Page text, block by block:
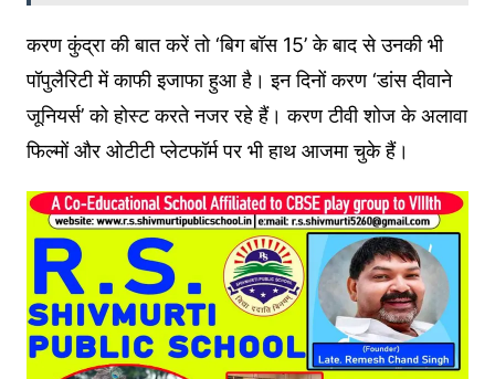
करण कुंद्रा की बात करें तो ‘बिग बॉस 15’ के बाद से उनकी भी
पॉपुलैरिटी में काफी इजाफा हुआ है। इन दिनों करण ‘डांस दीवाने
जूनियर्स’ को होस्ट करते नजर रहे हैं। करण टीवी शोज के अलावा
फिल्मों और ओटीटी प्लेटफॉर्म पर भी हाथ आजमा चुके हैं।